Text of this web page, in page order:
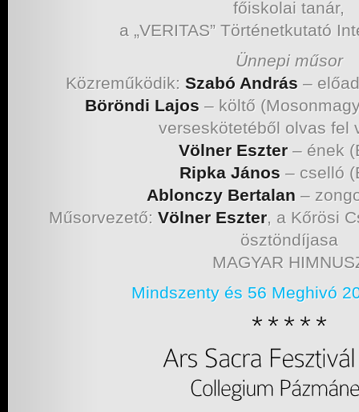
főiskolai tanár,
a „VERITAS” Történetkutató
Ünnepi műsor
Közreműködik: Szabó András –
Böröndi Lajos – költő
verseskötetéből olvas fel
Völner Eszter – ének
Ripka János – cselló
Ablonczy Bertalan –
Műsorvezető: Völner Eszter, a Kőrösi
ösztöndíjasa
MAGYAR
Mindszenty és 56 Meghivó